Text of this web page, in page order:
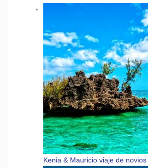
Kenia & Mauricio viaje de novios